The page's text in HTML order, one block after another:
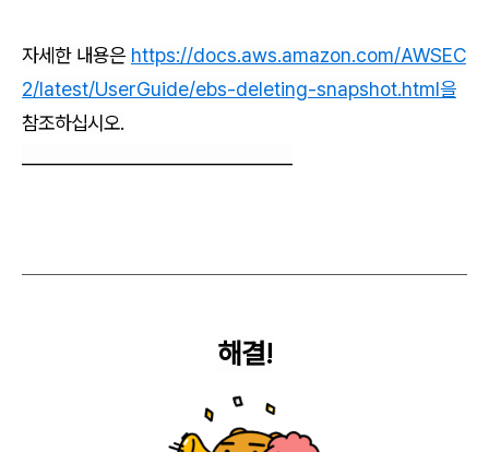
자세한 내용은 https://docs.aws.amazon.com/AWSEC
2/latest/UserGuide/ebs-deleting-snapshot.html을
참조하십시오.
해결!